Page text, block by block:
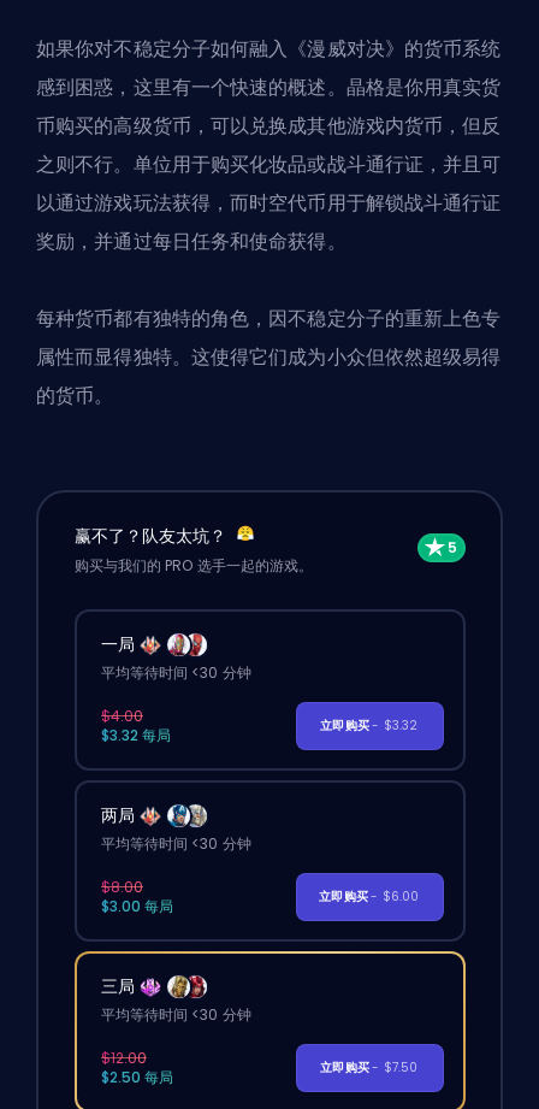
如果你对不稳定分子如何融入《漫威对决》的货币系统
感到困惑，这里有一个快速的概述。晶格是你用真实货
币购买的高级货币，可以兑换成其他游戏内货币，但反
之则不行。 单位用于购买化妆品或战斗通行证，并且可
以通过游戏玩法获得，而时空代币用于解锁战斗通行证
奖励，并通过每日任务和使命获得。
每种货币都有独特的角色，因不稳定分子的重新上色专
属性而显得独特。这使得它们成为小众但依然超级易得
的货币。
赢不了？队友太坑？
购买与我们的 PRO 选手一起的游戏。
一局
平均等待时间 <30 分钟
$4.00
$3.32 每局
立即购买- $3.32
两局
平均等待时间 <30 分钟
$8.00
$3.00 每局
立即购买- $6.00
三局
平均等待时间 <30 分钟
$12.00
$2.50 每局
立即购买- $7.50